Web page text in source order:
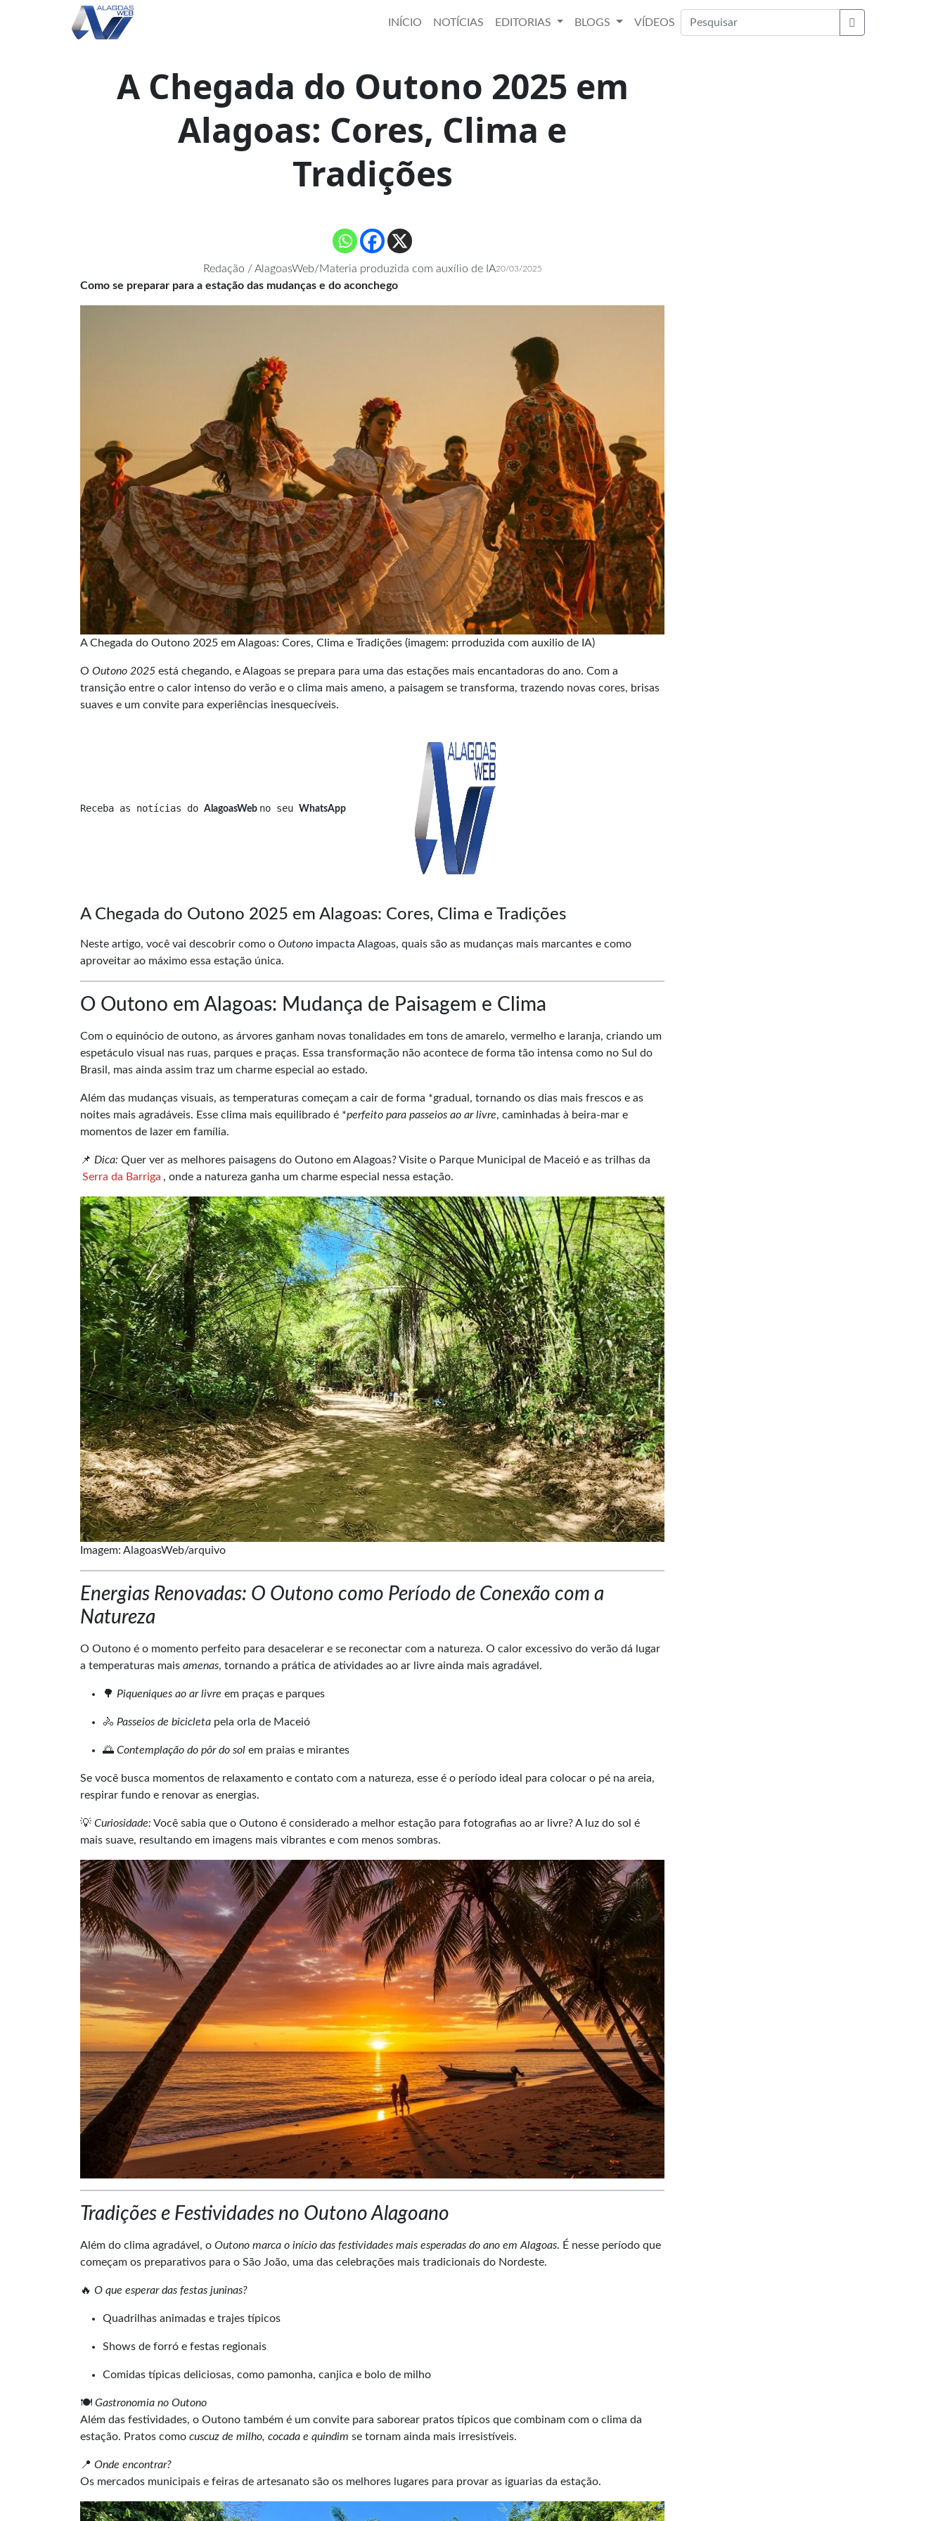
INÍCIO NOTÍCIAS EDITORIAS BLOGS
VÍDEOS
Buscar
A Chegada do Outono 2025 em
Alagoas: Cores, Clima e
Tradições
Redação / AlagoasWeb/Materia produzida com auxílio de IA20/03/2025
Como se preparar para a estação das mudanças e do aconchego
A Chegada do Outono 2025 em Alagoas: Cores, Clima e Tradições (imagem: prroduzida com auxilio de IA)
O Outono 2025 está chegando, e Alagoas se prepara para uma das estações mais encantadoras do ano. Com a
transição entre o calor intenso do verão e o clima mais ameno, a paisagem se transforma, trazendo novas cores, brisas
suaves e um convite para experiências inesquecíveis.
Receba as notícias do AlagoasWeb no seu WhatsApp
A Chegada do Outono 2025 em Alagoas: Cores, Clima e Tradições
Neste artigo, você vai descobrir como o Outono impacta Alagoas, quais são as mudanças mais marcantes e como
aproveitar ao máximo essa estação única.
O Outono em Alagoas: Mudança de Paisagem e Clima
Com o equinócio de outono, as árvores ganham novas tonalidades em tons de amarelo, vermelho e laranja, criando um
espetáculo visual nas ruas, parques e praças. Essa transformação não acontece de forma tão intensa como no Sul do
Brasil, mas ainda assim traz um charme especial ao estado.
Além das mudanças visuais, as temperaturas começam a cair de forma *gradual, tornando os dias mais frescos e as
noites mais agradáveis. Esse clima mais equilibrado é *perfeito para passeios ao ar livre, caminhadas à beira-mar e
momentos de lazer em família.
📌 Dica: Quer ver as melhores paisagens do Outono em Alagoas? Visite o Parque Municipal de Maceió e as trilhas da
Serra da Barriga , onde a natureza ganha um charme especial nessa estação.
Imagem: AlagoasWeb/arquivo
Energias Renovadas: O Outono como Período de Conexão com a
Natureza
O Outono é o momento perfeito para desacelerar e se reconectar com a natureza. O calor excessivo do verão dá lugar
a temperaturas mais amenas, tornando a prática de atividades ao ar livre ainda mais agradável.
🌳 Piqueniques ao ar livre em praças e parques
🚴 Passeios de bicicleta pela orla de Maceió
🌅 Contemplação do pôr do sol em praias e mirantes
Se você busca momentos de relaxamento e contato com a natureza, esse é o período ideal para colocar o pé na areia,
respirar fundo e renovar as energias.
💡 Curiosidade: Você sabia que o Outono é considerado a melhor estação para fotografias ao ar livre? A luz do sol é
mais suave, resultando em imagens mais vibrantes e com menos sombras.
Tradições e Festividades no Outono Alagoano
Além do clima agradável, o Outono marca o início das festividades mais esperadas do ano em Alagoas. É nesse período que
começam os preparativos para o São João, uma das celebrações mais tradicionais do Nordeste.
🔥 O que esperar das festas juninas?
Quadrilhas animadas e trajes típicos
Shows de forró e festas regionais
Comidas típicas deliciosas, como pamonha, canjica e bolo de milho
🍽 Gastronomia no Outono
Além das festividades, o Outono também é um convite para saborear pratos típicos que combinam com o clima da
estação. Pratos como cuscuz de milho, cocada e quindim se tornam ainda mais irresistíveis.
📍 Onde encontrar?
Os mercados municipais e feiras de artesanato são os melhores lugares para provar as iguarias da estação.